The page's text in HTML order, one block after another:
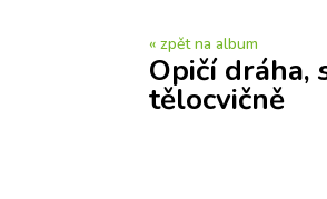
« zpět na album
Opičí dráha,
tělocvičně